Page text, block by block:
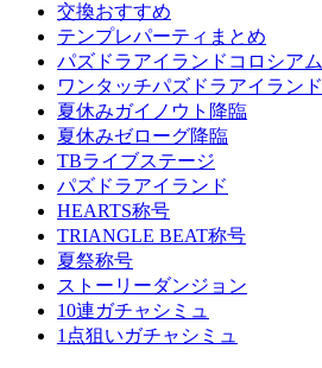
交換おすすめ
テンプレパーティまとめ
パズドラアイランドコロシアム
ワンタッチパズドラアイランド
夏休みガイノウト降臨
夏休みゼローグ降臨
TBライブステージ
パズドラアイランド
HEARTS称号
TRIANGLE BEAT称号
夏祭称号
ストーリーダンジョン
10連ガチャシミュ
1点狙いガチャシミュ